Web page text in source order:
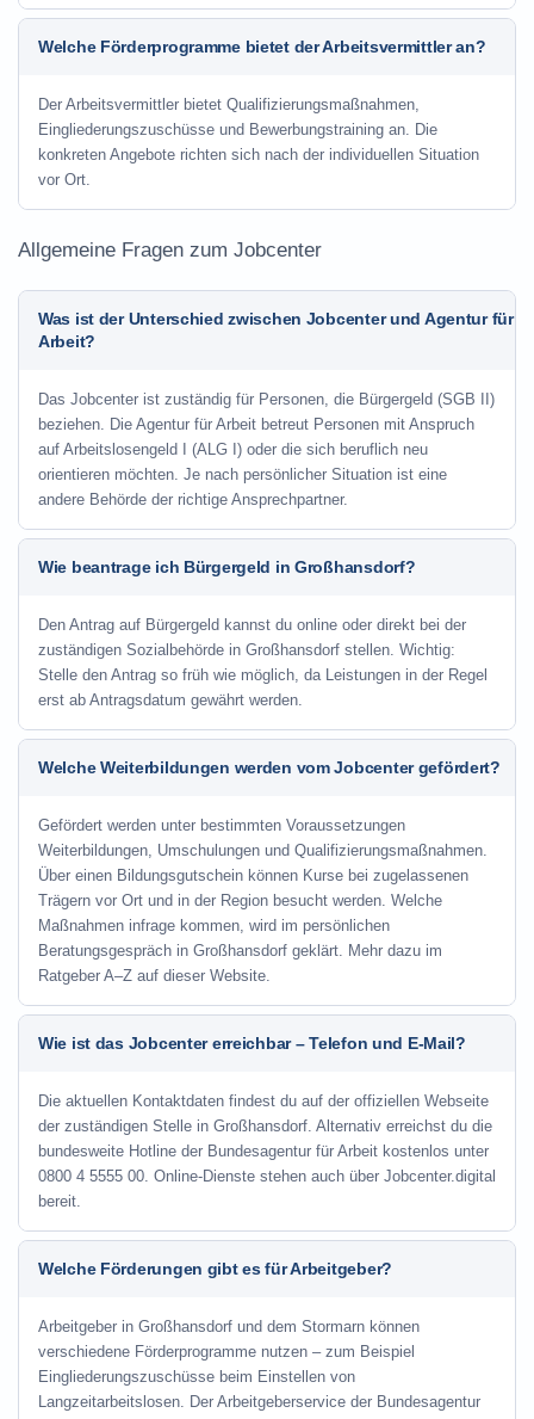
Welche Förderprogramme bietet der Arbeitsvermittler an?
Der Arbeitsvermittler bietet Qualifizierungsmaßnahmen,
Eingliederungszuschüsse und Bewerbungstraining an. Die
konkreten Angebote richten sich nach der individuellen Situation
vor Ort.
Allgemeine Fragen zum Jobcenter
Was ist der Unterschied zwischen Jobcenter und Agentur für
Arbeit?
Das Jobcenter ist zuständig für Personen, die Bürgergeld (SGB II)
beziehen. Die Agentur für Arbeit betreut Personen mit Anspruch
auf Arbeitslosengeld I (ALG I) oder die sich beruflich neu
orientieren möchten. Je nach persönlicher Situation ist eine
andere Behörde der richtige Ansprechpartner.
Wie beantrage ich Bürgergeld in Großhansdorf?
Den Antrag auf Bürgergeld kannst du online oder direkt bei der
zuständigen Sozialbehörde in Großhansdorf stellen. Wichtig:
Stelle den Antrag so früh wie möglich, da Leistungen in der Regel
erst ab Antragsdatum gewährt werden.
Welche Weiterbildungen werden vom Jobcenter gefördert?
Gefördert werden unter bestimmten Voraussetzungen
Weiterbildungen, Umschulungen und Qualifizierungsmaßnahmen.
Über einen Bildungsgutschein können Kurse bei zugelassenen
Trägern vor Ort und in der Region besucht werden. Welche
Maßnahmen infrage kommen, wird im persönlichen
Beratungsgespräch in Großhansdorf geklärt. Mehr dazu im
Ratgeber A–Z auf dieser Website.
Wie ist das Jobcenter erreichbar – Telefon und E-Mail?
Die aktuellen Kontaktdaten findest du auf der offiziellen Webseite
der zuständigen Stelle in Großhansdorf. Alternativ erreichst du die
bundesweite Hotline der Bundesagentur für Arbeit kostenlos unter
0800 4 5555 00. Online-Dienste stehen auch über Jobcenter.digital
bereit.
Welche Förderungen gibt es für Arbeitgeber?
Arbeitgeber in Großhansdorf und dem Stormarn können
verschiedene Förderprogramme nutzen – zum Beispiel
Eingliederungszuschüsse beim Einstellen von
Langzeitarbeitslosen. Der Arbeitgeberservice der Bundesagentur